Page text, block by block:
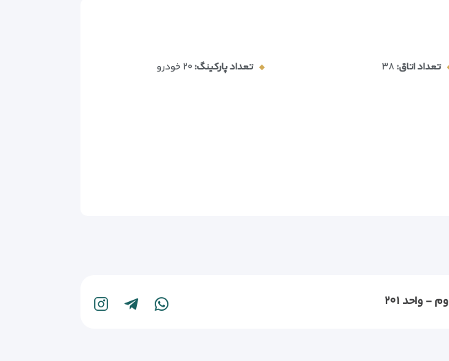
تعداد اتاق:۳۸ تعداد پارکینگ:۲۰ خودرو